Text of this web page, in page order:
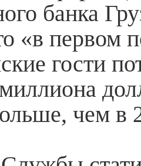
банка
«в первом
гости
чем в